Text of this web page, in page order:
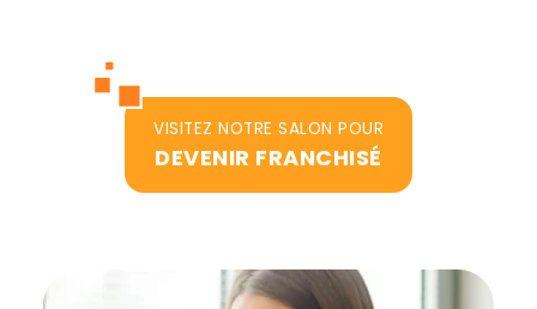
VISITEZ NOTRE SALON POUR
DEVENIR FRANCHISÉ